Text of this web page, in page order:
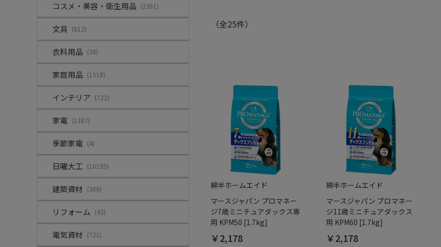
コスメ・美容・衛生用品 (2361)
文具 (812)
衣料用品 (38)
家庭用品 (1518)
インテリア (722)
家電 (1387)
季節家電 (4)
日曜大工 (10195)
建築資材 (300)
リフォーム (42)
電気資材 (721)
（全25件）
綿半ホームエイド
マースジャパン プロマネー
ジ7歳ミニチュアダックス専
用 KPM50 [1.7kg]
￥2,178
綿半ホームエイド
マースジャパン プロマネー
ジ11歳ミニチュアダックス
用 KPM60 [1.7kg]
￥2,178